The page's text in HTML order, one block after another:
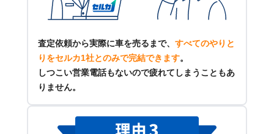
査定依頼から実際に車を売るまで、 すべてのやりと
りをセルカ1社とのみで完結できます。
しつこい営業電話もないので疲れてしまうこともあ
りません。